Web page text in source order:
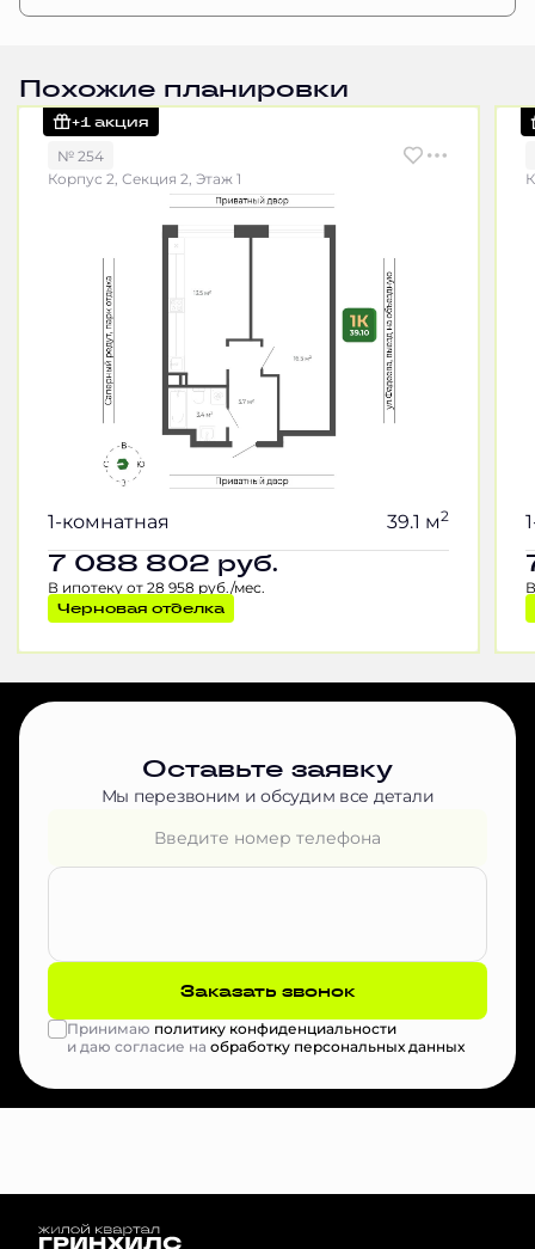
Похожие планировки
+1 акция
№ 254
Корпус 2, Секция 2, Этаж 1
1-комнатная 39.1 м2
7 088 802 руб.
В ипотеку от 28 958 руб./мес.
Черновая отделка
Оставьте заявку
Мы перезвоним и обсудим все детали
Заказать звонок
Принимаю политику конфиденциальности
и даю согласие на обработку персональных данных